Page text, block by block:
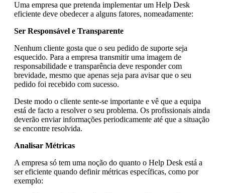
Uma empresa que pretenda implementar um Help Desk
eficiente deve obedecer a alguns fatores, nomeadamente:
Ser Responsável e Transparente
Nenhum cliente gosta que o seu pedido de suporte seja
esquecido. Para a empresa transmitir uma imagem de
responsabilidade e transparência deve responder com
brevidade, mesmo que apenas seja para avisar que o seu
pedido foi recebido com sucesso.
Deste modo o cliente sente-se importante e vê que a equipa
está de facto a resolver o seu problema. Os profissionais ainda
deverão enviar informações periodicamente até que a situação
se encontre resolvida.
Analisar Métricas
A empresa só tem uma noção do quanto o Help Desk está a
ser eficiente quando definir métricas específicas, como por
exemplo: